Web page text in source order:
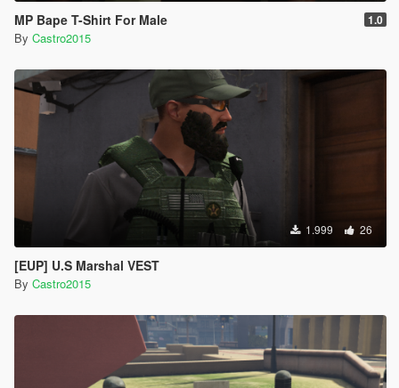
MP Bape T-Shirt For Male 1.0
By Castro2015
1.999 26
[EUP] U.S Marshal VEST
By Castro2015